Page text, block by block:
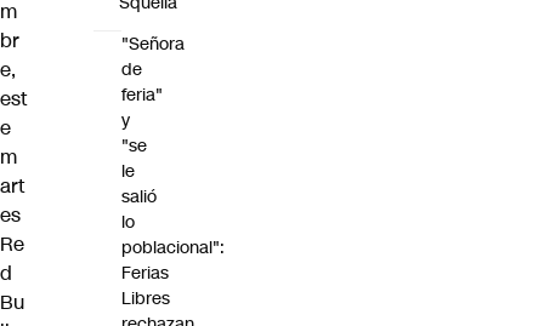
m
br
e,
est
e
m
art
es
Re
d
Bu
"Señora
de
feria"
y
"se
le
salió
lo
poblacional":
Ferias
Libres